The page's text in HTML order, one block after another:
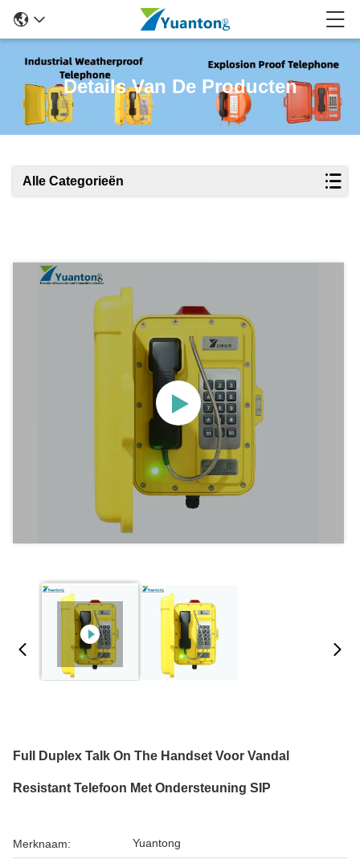
Details Van De Producten
Alle Categorieën
Full Duplex Talk On The Handset Voor Vandal
Resistant Telefoon Met Ondersteuning SIP
Merknaam: Yuantong